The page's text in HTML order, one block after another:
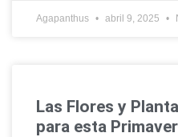
Agapanthus abril 9, 2025
Las Flores y
para esta